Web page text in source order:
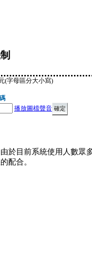
(字母區分大小寫)
播放圖檔聲音
於目前系統使用人數眾
配合。